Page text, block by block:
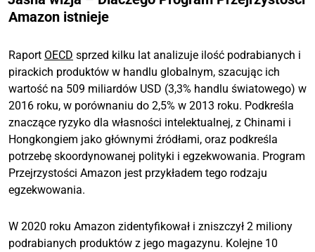
Amazon istnieje
Raport OECD sprzed kilku lat analizuje ilość podrabianych i
pirackich produktów w handlu globalnym, szacując ich
wartość na 509 miliardów USD (3,3% handlu światowego) w
2016 roku, w porównaniu do 2,5% w 2013 roku. Podkreśla
znaczące ryzyko dla własności intelektualnej, z Chinami i
Hongkongiem jako głównymi źródłami, oraz podkreśla
potrzebę skoordynowanej polityki i egzekwowania. Program
Przejrzystości Amazon jest przykładem tego rodzaju
egzekwowania.
W 2020 roku Amazon zidentyfikował i zniszczył 2 miliony
podrabianych produktów z jego magazynu. Kolejne 10